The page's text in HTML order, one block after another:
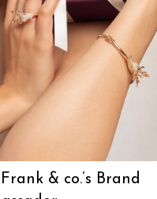
& co.’s Brand